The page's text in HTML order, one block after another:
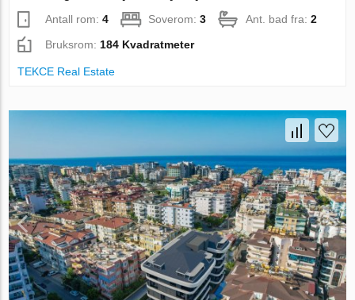
Antall rom:4 Soverom:3 Ant. bad fra:2
Bruksrom: 184 Kvadratmeter
TEKCE Real Estate